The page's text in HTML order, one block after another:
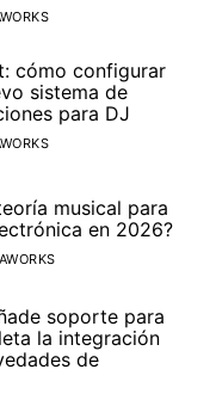
cómo configurar
sistema de
para DJ
musical para
en 2026?
soporte para
la integración
de